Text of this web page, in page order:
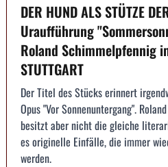
DER HUND ALS STÜTZE
Uraufführung
Roland Schimmelpfennig
STUTTGART
Der Titel des Stücks erinnert
Opus "Vor Sonnenuntergang".
besitzt aber nicht die gleiche
es originelle Einfälle, die immer
werden.